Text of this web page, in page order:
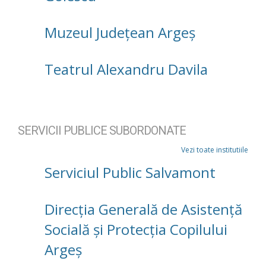
Muzeul Județean Argeș
Teatrul Alexandru Davila
SERVICII PUBLICE SUBORDONATE
Vezi toate institutiile
Serviciul Public Salvamont
Direcţia Generală de Asistenţă
Socială şi Protecţia Copilului
Argeş